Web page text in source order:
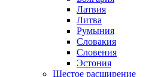
Латвия
Литва
Румыния
Словакия
Словения
Эстония
Шестое расширение